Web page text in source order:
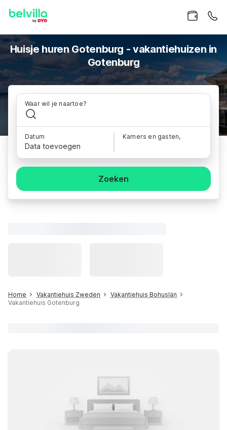
Huisje huren Gotenburg - vakantiehuizen in
Gotenburg
Waar wil je naartoe?
Datum
Data toevoegen
Kamers en gasten,
Zoeken
Home Vakantiehuis Zweden
Vakantiehuis Bohuslän
Vakantiehuis Gotenburg